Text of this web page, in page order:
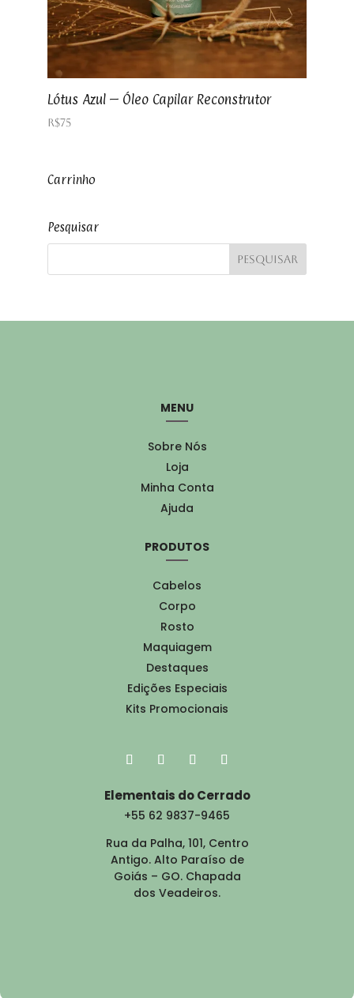
Lótus Azul – Óleo Capilar Reconstrutor
R$75
Carrinho
Pesquisar
MENU
Sobre Nós
Loja
Minha Conta
Ajuda
PRODUTOS
Cabelos
Corpo
Rosto
Maquiagem
Destaques
Edições Especiais
Kits Promocionais
Elementais do Cerrado
+55 62 9837-9465
Rua da Palha, 101, Centro
Antigo. Alto Paraíso de
Goiás – GO. Chapada
dos Veadeiros.